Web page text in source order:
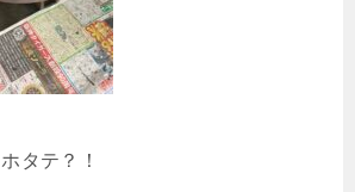
タテ？！